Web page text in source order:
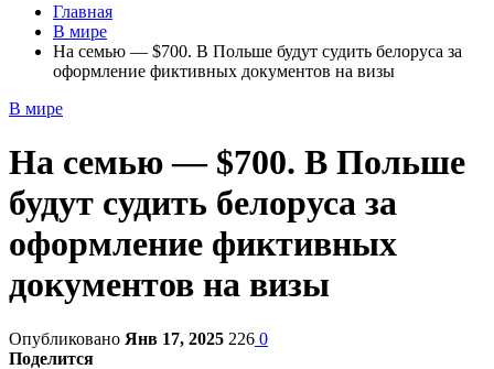
Главная
В мире
На семью — $700. В Польше будут судить белоруса за
оформление фиктивных документов на визы
В мире
На семью — $700. В Польше
будут судить белоруса за
оформление фиктивных
документов на визы
Опубликовано Янв 17, 2025 226 0
Поделится